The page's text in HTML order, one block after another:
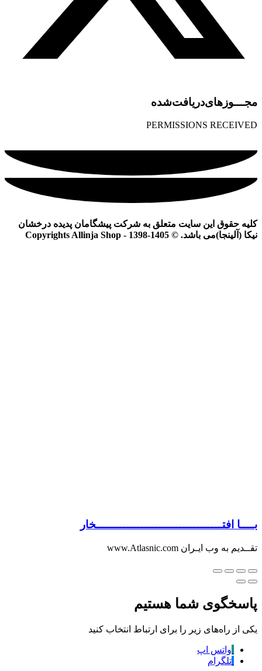
مجـــوز‌های‌دریافت‌شده
PERMISSIONS RECEIVED
کلیه حقوق این سایت متعلق به شرکت پیشگامان پدیده درخشان
نیکا (آلینجا)می باشد. © Copyrights Allinja Shop - 1398-1405
بــــا افتــــــــــــــــــــــــــــــــــــخار
تقــدیم به وب ایـران www.Atlasnic.com
پاسخگوی شما هستیم
یکی از راه‌های زیر را برای ارتباط انتخاب کنید
واتس اپ
تلگرام